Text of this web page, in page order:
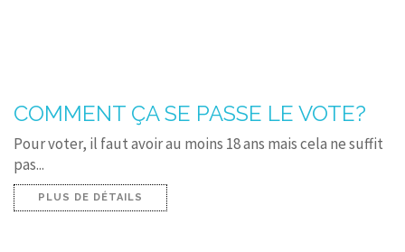
COMMENT ÇA SE PASSE LE VOTE?
Pour voter, il faut avoir au moins 18 ans mais cela ne suffit
pas...
PLUS DE DÉTAILS